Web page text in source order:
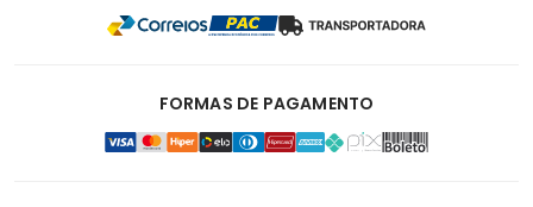
FORMAS DE PAGAMENTO